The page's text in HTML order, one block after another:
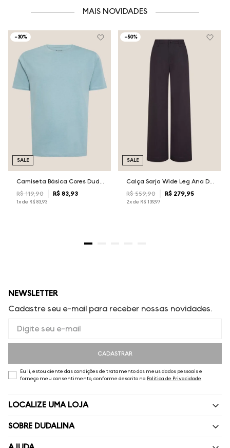
MAIS NOVIDADES
-30%
R$ 119,90 R$ 83, 93
1x de R$ 83,93
SALE
-50%
Calça Sarja Wide Leg Ana Dudalina Feminina
R$ 559,90 R$ 279, 95
2x de R$ 139,97
SALE
NEWSLETTER
Cadastre seu e-mail para receber nossas novidades.
CADASTRAR
Eu li, estou ciente das condições de tratamento dos meus dados pessoais e
forneço meu consentimento, conforme descrito na Política de Privacidade
LOCALIZE UMA LOJA
SOBRE DUDALINA
Quem Somos